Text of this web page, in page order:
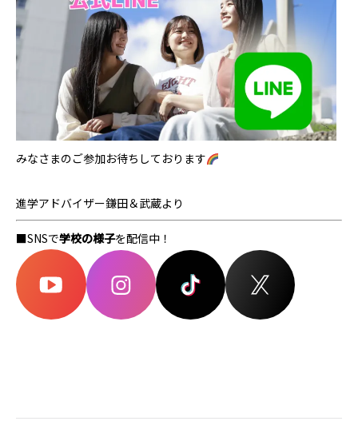
みなさまのご参加お待ちしております
進学アドバイザー鎌田＆武蔵より
■SNSで学校の様子を配信中！